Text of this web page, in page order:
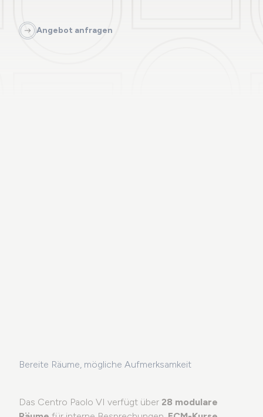
Palazzo Santangelo
Angebot anfragen
Bereite Räume, mögliche Aufmerksamkeit
Das Centro Paolo VI verfügt über 28 modulare